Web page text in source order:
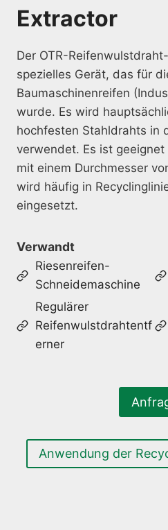
Extractor
Der OTR-
spezielles Gerät, das für
Baumaschinenreifen
wurde. Es wird
hochfesten Stahldrahts in
verwendet. Es ist
mit einem Durchmesser
wird häufig in
eingesetzt.
Verwandt
Riesenreifen-
Schneidemaschine
Regulärer
Reifenwulstdrahtentf
erner
Anwendung der